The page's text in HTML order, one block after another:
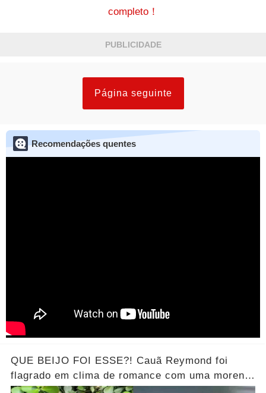
completo！
PUBLICIDADE
Página seguinte
Recomendações quentes
QUE BEIJO FOI ESSE?! Cauã Reymond foi
flagrado em clima de romance com uma morena
misteriosa em uma praia do Rio.... Ver o Vídeo